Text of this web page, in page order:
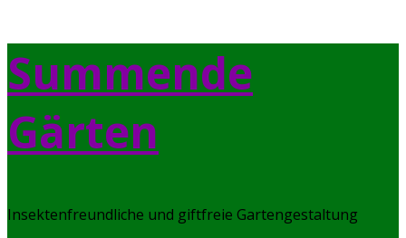
Skip
to
content
Summende
Gärten
Insektenfreundliche und giftfreie Gartengestaltung